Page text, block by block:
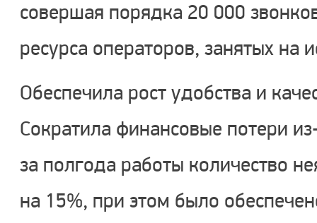
совершая порядка 20 000
ресурса операторов, занятых на
Обеспечила рост удобства и
Сократила финансовые потери
за полгода работы количество
на 15%, при этом было